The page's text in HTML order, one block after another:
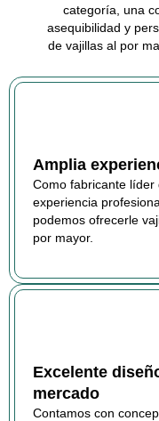
categoría, una
asequibilidad y
de vajillas al por
Amplia
Como fabricante líder
experiencia
podemos ofrecerle
por mayor.
Excelente
mercado
Contamos con